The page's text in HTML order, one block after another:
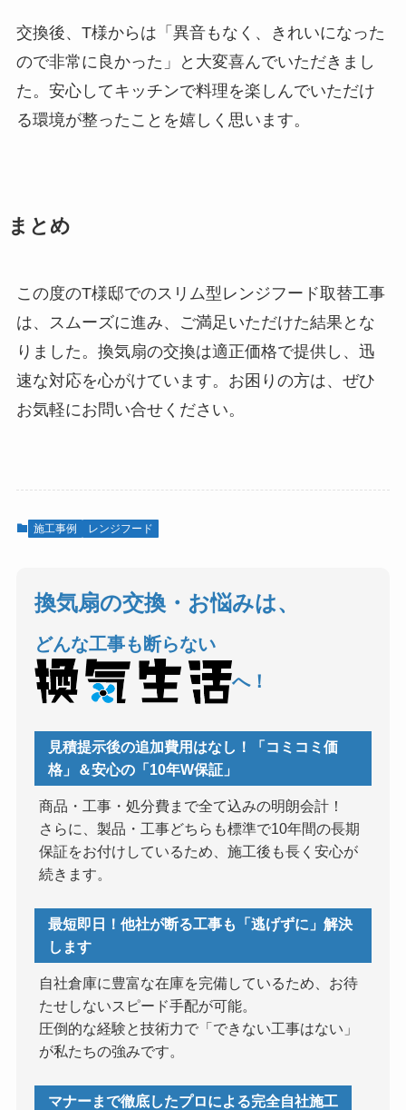
交換後、T様からは「異音もなく、きれいになった
ので非常に良かった」と大変喜んでいただきまし
た。安心してキッチンで料理を楽しんでいただけ
る環境が整ったことを嬉しく思います。
まとめ
この度のT様邸でのスリム型レンジフード取替工事
は、スムーズに進み、ご満足いただけた結果とな
りました。換気扇の交換は適正価格で提供し、迅
速な対応を心がけています。お困りの方は、ぜひ
お気軽にお問い合せください。
施工事例 レンジフード
換気扇の交換・お悩みは、
どんな工事も断らない
へ！
見積提示後の追加費用はなし！「コミコミ価
格」＆安心の「10年W保証」
商品・工事・処分費まで全て込みの明朗会計！
さらに、製品・工事どちらも標準で10年間の長期
保証をお付けしているため、施工後も長く安心が
続きます。
最短即日！他社が断る工事も「逃げずに」解決
します
自社倉庫に豊富な在庫を完備しているため、お待
たせしないスピード手配が可能。
圧倒的な経験と技術力で「できない工事はない」
が私たちの強みです。
マナーまで徹底したプロによる完全自社施工